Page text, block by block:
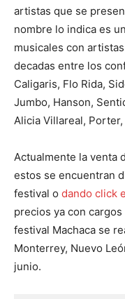
artistas que se
nombre lo indica es
musicales con
decadas entre los
Caligaris, Flo Rida,
Jumbo, Hanson,
Alicia Villareal,
Actualmente la venta
estos se encuentran
festival o dando click
precios ya con
festival Machaca se
Monterrey, Nuevo
junio.